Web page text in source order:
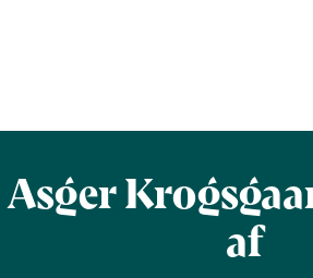
Asger
af